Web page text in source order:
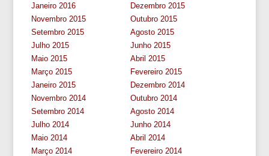
Janeiro 2016
Dezembro 2015
Novembro 2015
Outubro 2015
Setembro 2015
Agosto 2015
Julho 2015
Junho 2015
Maio 2015
Abril 2015
Março 2015
Fevereiro 2015
Janeiro 2015
Dezembro 2014
Novembro 2014
Outubro 2014
Setembro 2014
Agosto 2014
Julho 2014
Junho 2014
Maio 2014
Abril 2014
Março 2014
Fevereiro 2014